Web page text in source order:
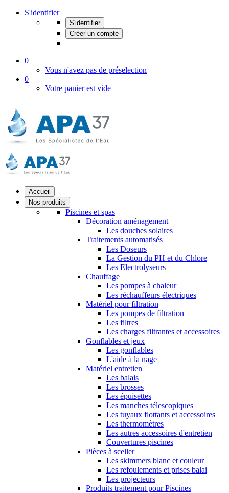
S'identifier
S'identifier
Créer un compte
0
Vous n'avez pas de préselection
0
Votre panier est vide
Accueil
Nos produits
Piscines et spas
Décoration aménagement
Les douches solaires
Traitements automatisés
Les Doseurs
La Gestion du PH et du Chlore
Les Electrolyseurs
Chauffage
Les pompes à chaleur
Les réchauffeurs électriques
Matériel pour filtration
Les pompes de filtration
Les filtres
Les charges filtrantes et accessoires
Gonflables et jeux
Les gonflables
L'aide à la nage
Matériel entretien
Les balais
Les brosses
Les épuisettes
Les manches télescopiques
Les tuyaux flottants et accessoires
Les thermomètres
Les autres accessoires d'entretien
Couvertures piscines
Pièces à sceller
Les skimmers blanc et couleur
Les refoulements et prises balai
Les projecteurs
Produits traitement pour Piscines